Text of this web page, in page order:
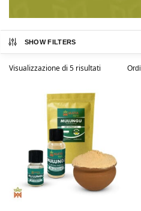
SHOW FILTERS
Visualizzazione di 5 risultati